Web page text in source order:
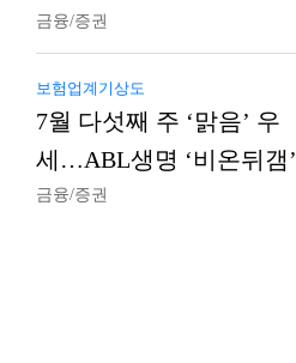
금융/증권
보험업계기상도
7월 다섯째 주 ‘맑음’ 우
세…ABL생명 ‘비온뒤갬’
금융/증권